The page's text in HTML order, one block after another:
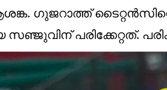
ഗുജറാത്ത്
സഞ്ജുവിന് പരിക്കേറ്റത്.